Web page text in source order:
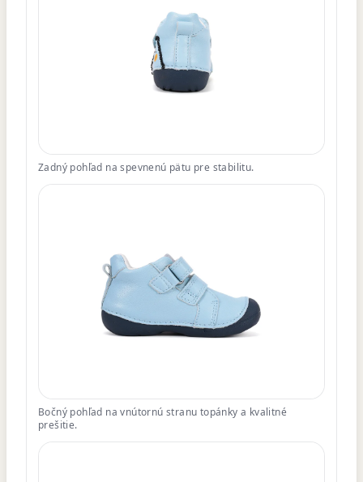
Zadný pohľad na spevnenú pätu pre stabilitu.
Bočný pohľad na vnútornú stranu topánky a kvalitné
prešitie.